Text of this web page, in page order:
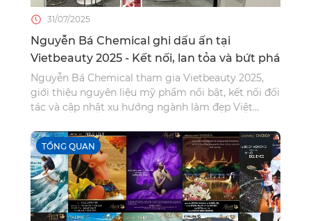
31/07/2025
Nguyễn Bá Chemical ghi dấu ấn tại
Vietbeauty 2025 - Kết nối, lan tỏa và bứt phá
Nguyễn Bá Chemical tham gia Vietbeauty 2025,
giới thiệu nguyên liệu mỹ phẩm nổi bật, kết nối đối
tác và cập nhật xu hướng ngành làm đẹp Việt
TỔNG QUAN